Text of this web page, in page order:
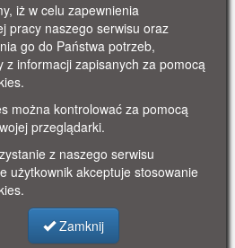
08 12:15
iż w celu zapewnienia
pracy naszego serwisu oraz
go do Państwa potrzeb,
z informacji zapisanych za pomocą
można kontrolować za pomocą
przeglądarki.
z naszego serwisu
użytkownik akceptuje stosowanie
Zamknij